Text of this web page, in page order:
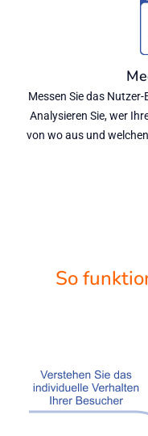
Messen Sie das
Analysieren Sie, wer
von wo aus und
So